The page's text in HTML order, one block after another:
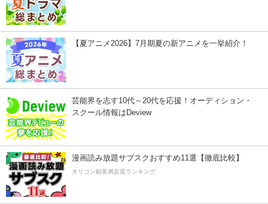
【夏アニメ2026】7月期夏の新アニメを一挙紹介！
芸能界を志す10代～20代を応援！オーディション・
スクール情報はDeview
漫画読み放題サブスクおすすめ11選【徹底比較】
オリコン顧客満足度ランキング